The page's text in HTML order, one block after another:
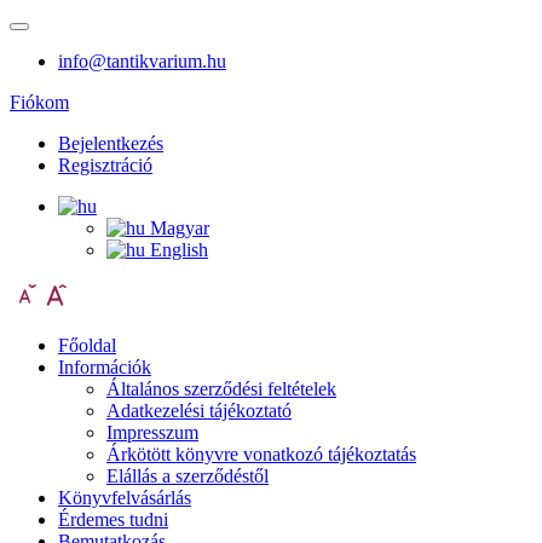
info@tantikvarium.hu
Fiókom
Bejelentkezés
Regisztráció
Magyar
English
Főoldal
Információk
Általános szerződési feltételek
Adatkezelési tájékoztató
Impresszum
Árkötött könyvre vonatkozó tájékoztatás
Elállás a szerződéstől
Könyvfelvásárlás
Érdemes tudni